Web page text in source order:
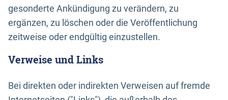
gesonderte Ankündigung zu verändern, zu
ergänzen, zu löschen oder die Veröffentlichung
zeitweise oder endgültig einzustellen.
Verweise und Links
Bei direkten oder indirekten Verweisen auf fremde